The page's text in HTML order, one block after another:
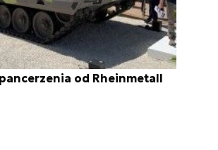
od Rheinmetall